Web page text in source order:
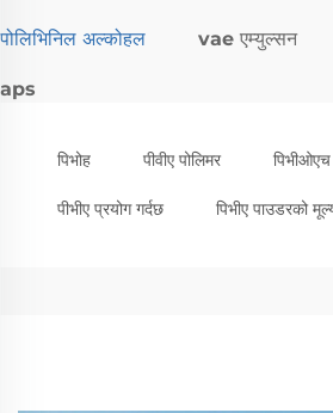
पोलिभिनिल अल्कोहल vae एम्युल्सन
aps
पिभोह पीवीए पोलिमर पिभीओएच
पीभीए प्रयोग गर्दछ पिभीए पाउडरको